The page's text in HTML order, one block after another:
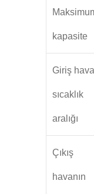
kapasite
Giriş
sıcaklık
aralığı
Çıkış
havanın